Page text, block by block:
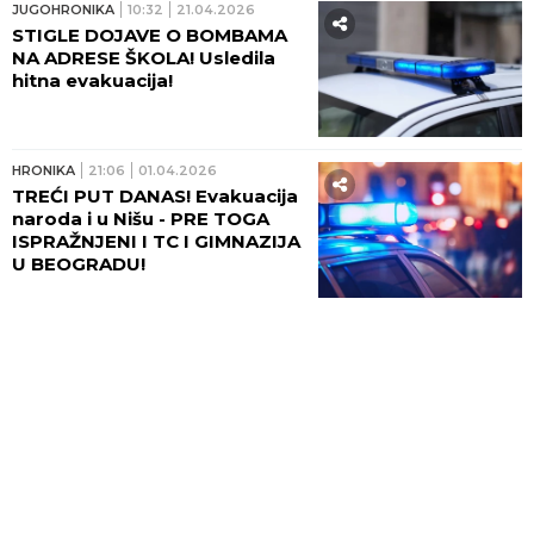
JUGOHRONIKA 10:32 21.04.2026
STIGLE DOJAVE O BOMBAMA
NA ADRESE ŠKOLA! Usledila
hitna evakuacija!
HRONIKA 21:06 01.04.2026
TREĆI PUT DANAS! Evakuacija
naroda i u Nišu - PRE TOGA
ISPRAŽNJENI I TC I GIMNAZIJA
U BEOGRADU!